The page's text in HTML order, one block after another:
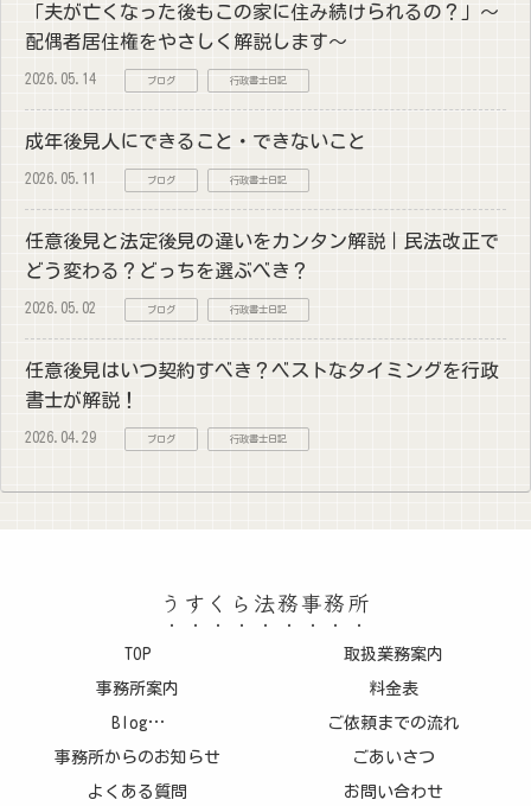
「夫が亡くなった後もこの家に住み続けられるの？」～
配偶者居住権をやさしく解説します～
2026.05.14 ブログ 行政書士日記
成年後見人にできること・できないこと
2026.05.11 ブログ 行政書士日記
任意後見と法定後見の違いをカンタン解説｜民法改正で
どう変わる？どっちを選ぶべき？
2026.05.02 ブログ 行政書士日記
任意後見はいつ契約すべき？ベストなタイミングを行政
書士が解説！
2026.04.29 ブログ 行政書士日記
うすくら法務事務所
TOP 取扱業務案内
事務所案内 料金表
Blog… ご依頼までの流れ
事務所からのお知らせ ごあいさつ
よくある質問 お問い合わせ